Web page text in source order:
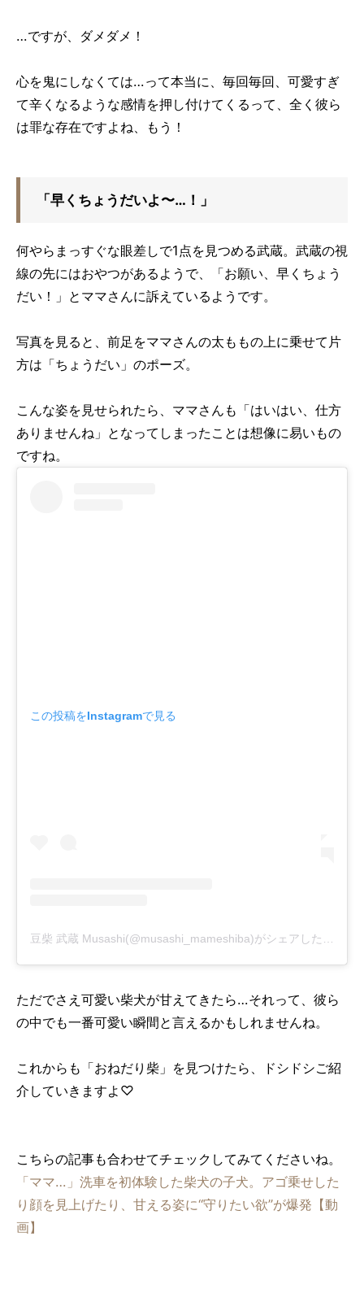
…ですが、ダメダメ！
心を鬼にしなくては…って本当に、毎回毎回、可愛すぎ
て辛くなるような感情を押し付けてくるって、全く彼ら
は罪な存在ですよね、もう！
「早くちょうだいよ〜…！」
何やらまっすぐな眼差しで1点を見つめる武蔵。武蔵の視
線の先にはおやつがあるようで、「お願い、早くちょう
だい！」とママさんに訴えているようです。
写真を見ると、前足をママさんの太ももの上に乗せて片
方は「ちょうだい」のポーズ。
こんな姿を見せられたら、ママさんも「はいはい、仕方
ありませんね」となってしまったことは想像に易いもの
ですね。
この投稿をInstagramで見る
豆柴 武蔵 Musashi(@musashi_mameshiba)がシェアした投稿
ただでさえ可愛い柴犬が甘えてきたら…それって、彼ら
の中でも一番可愛い瞬間と言えるかもしれませんね。
これからも「おねだり柴」を見つけたら、ドシドシご紹
介していきますよ♡
こちらの記事も合わせてチェックしてみてくださいね。
「ママ…」洗車を初体験した柴犬の子犬。アゴ乗せした
り顔を見上げたり、甘える姿に“守りたい欲”が爆発【動
画】